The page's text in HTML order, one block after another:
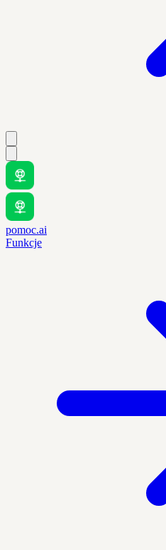
pomoc.ai
Funkcje